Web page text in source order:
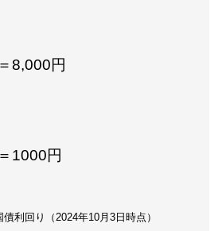
8,000円
1000円
利回り（2024年10月3日時点）